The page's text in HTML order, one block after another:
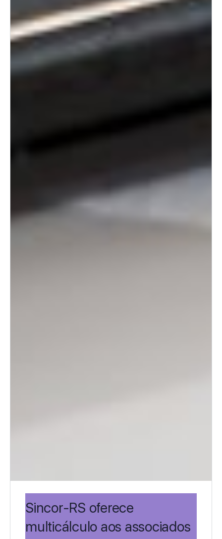
Sincor-RS oferece
multicálculo aos associados